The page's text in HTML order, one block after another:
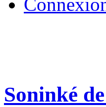
Soninké